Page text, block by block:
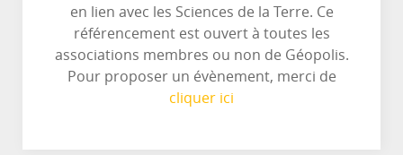
en lien avec les Sciences de la Terre. Ce
référencement est ouvert à toutes les
associations membres ou non de Géopolis.
Pour proposer un évènement, merci de
cliquer ici